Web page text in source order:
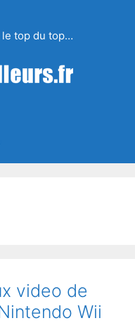
top du top…
video de
Wii